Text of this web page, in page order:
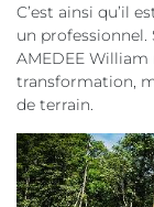
C’est ainsi qu’il
un professionnel.
AMEDEE
transformation,
de terrain.